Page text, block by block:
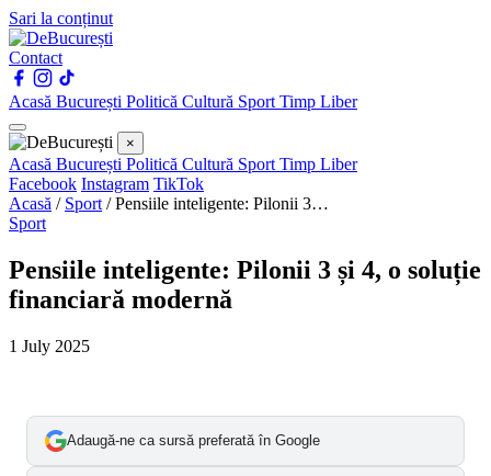
Sari la conținut
Contact
Acasă București Politică Cultură Sport Timp Liber
×
Acasă București Politică Cultură Sport Timp Liber
Facebook Instagram TikTok
Acasă / Sport /Pensiile inteligente: Pilonii 3…
Sport
Pensiile inteligente: Pilonii 3 și 4, o soluție
financiară modernă
1 July 2025
Adaugă-ne ca sursă preferată în Google